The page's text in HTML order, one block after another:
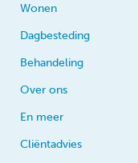
Wonen
Dagbesteding
Behandeling
Over ons
En meer
Cliëntadvies